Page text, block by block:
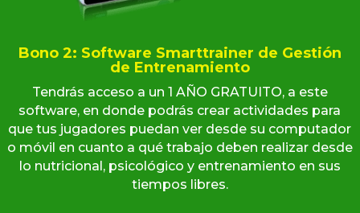
Bono 2: Software Smarttrainer de Gestión
de Entrenamiento
Tendrás acceso a un 1 AÑO GRATUITO, a este
software, en donde podrás crear actividades para
que tus jugadores puedan ver desde su computador
o móvil en cuanto a qué trabajo deben realizar desde
lo nutricional, psicológico y entrenamiento en sus
tiempos libres.